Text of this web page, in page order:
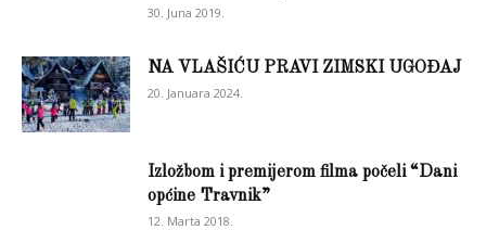
30. Juna 2019.
NA VLAŠIĆU PRAVI ZIMSKI UGOĐAJ
20. Januara 2024.
Izložbom i premijerom filma počeli “Dani
općine Travnik”
12. Marta 2018.